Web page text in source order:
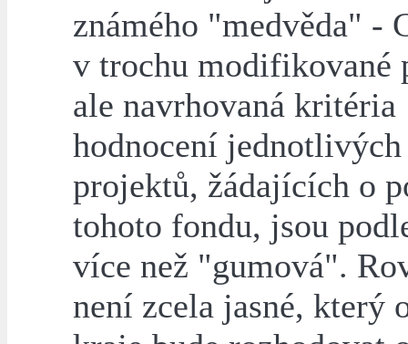
známého "medvěda" -
v trochu modifikované
ale navrhovaná kritéria
hodnocení jednotlivých
projektů, žádajících o
tohoto fondu, jsou
více než "gumová".
není zcela jasné, který